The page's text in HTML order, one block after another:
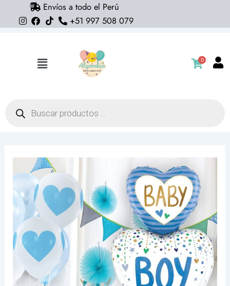
Envíos a todo el Perú
+51 997 508 079
Flyout
0
productos
Baby
stand
(helio)
baby
shower
cantidad